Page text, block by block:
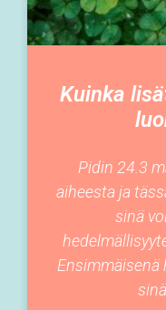
Kuinka
Pidin 24.3
aiheesta ja
sinä
Ensimmäisenä